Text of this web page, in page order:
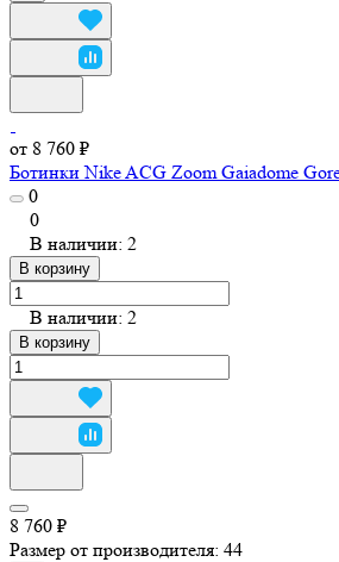
от 8 760 ₽
Ботинки Nike ACG Zoom Gaiadome
0
0
В наличии: 2
В корзину
В наличии: 2
В корзину
8 760 ₽
Размер от производителя: 44